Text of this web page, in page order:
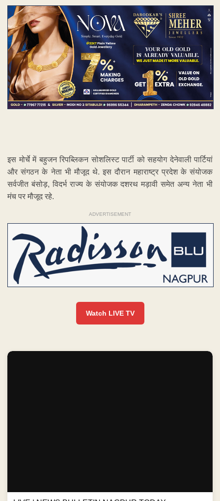
इस मोर्चे में बहुजन रिपब्लिकन सोशलिस्ट पार्टी को सहयोग देनेवाली पार्टियां
और संगठन के नेता भी मौजूद थे. इस दौरान महाराष्ट्र प्रदेश के संयोजक
सर्वजीत बंसोड़, विदर्भ राज्य के संयोजक दशरथ मड़ावी समेत अन्य नेता भी
मंच पर मौजूद रहे.
ADVERTISEMENT
Watch LIVE TV